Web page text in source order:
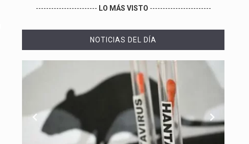
------------------------ LO MÁS VISTO ------------------------
NOTICIAS DEL DÍA